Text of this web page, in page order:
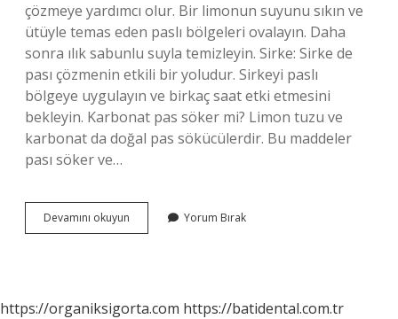
çözmeye yardımcı olur. Bir limonun suyunu sıkın ve
ütüyle temas eden paslı bölgeleri ovalayın. Daha
sonra ılık sabunlu suyla temizleyin. Sirke: Sirke de
pası çözmenin etkili bir yoludur. Sirkeyi paslı
bölgeye uygulayın ve birkaç saat etki etmesini
bekleyin. Karbonat pas söker mi? Limon tuzu ve
karbonat da doğal pas sökücülerdir. Bu maddeler
pası söker ve…
Devamını okuyun Kabartma
Tozu
Yorum Bırak
https://organiksigorta.com https://batidental.com.tr